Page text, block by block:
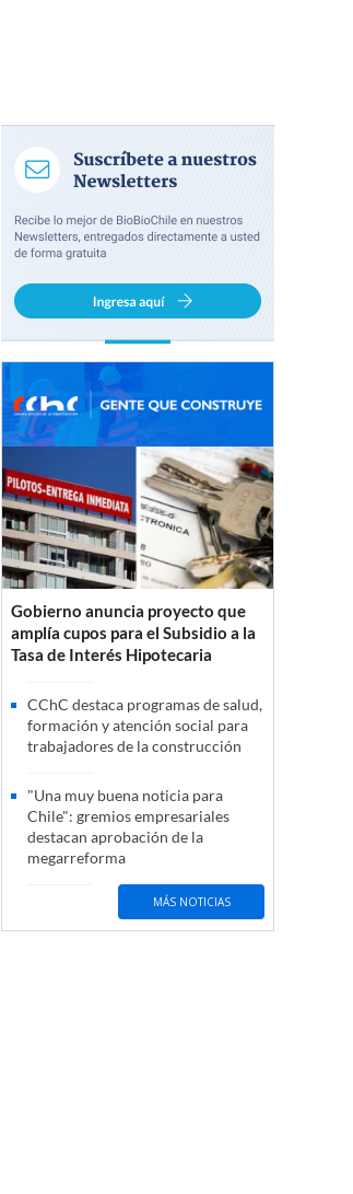
Gobierno anuncia proyecto que
amplía cupos para el Subsidio a la
Tasa de Interés Hipotecaria
CChC destaca programas de salud,
formación y atención social para
trabajadores de la construcción
"Una muy buena noticia para
Chile": gremios empresariales
destacan aprobación de la
megarreforma
MÁS NOTICIAS